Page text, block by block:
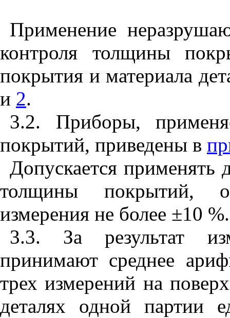
Применение
контроля толщины
покрытия и материала
и 2.
3.2. Приборы,
покрытий, приведены в
Допускается применять
толщины покрытий,
измерения не более ±10 %.
3.3. За результат
принимают среднее
трех измерений на
деталях одной партии